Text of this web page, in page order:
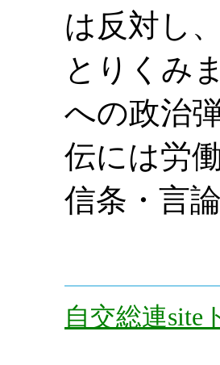
は反対し
とりくみ
への政治
伝には労
信条・言
自交総連site